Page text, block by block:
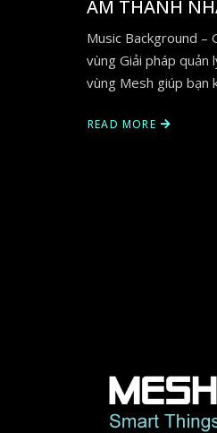
ÂM THANH
Music Background –
vùng Giải pháp quản
vùng Mesh giúp bạn
READ MORE